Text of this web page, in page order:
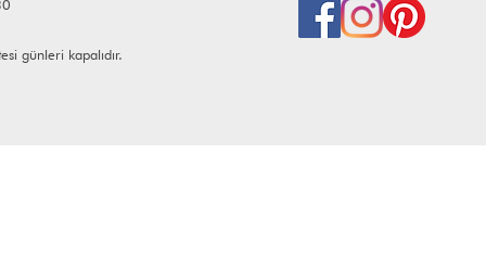
günleri kapalıdır.